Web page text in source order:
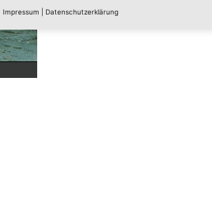
Impressum Datenschutzerklärung